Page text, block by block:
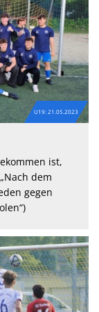
U19: 21.05.2023
ist,
dem
gegen